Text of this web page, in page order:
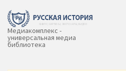
Медиакомплекс -
универсальная медиа
библиотека